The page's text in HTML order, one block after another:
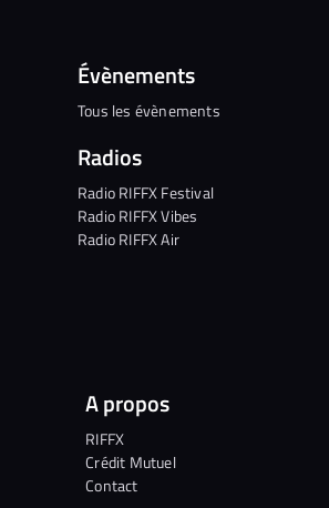
Évènements
Tous les évènements
Radios
Radio RIFFX Festival
Radio RIFFX Vibes
Radio RIFFX Air
A propos
RIFFX
Crédit Mutuel
Contact